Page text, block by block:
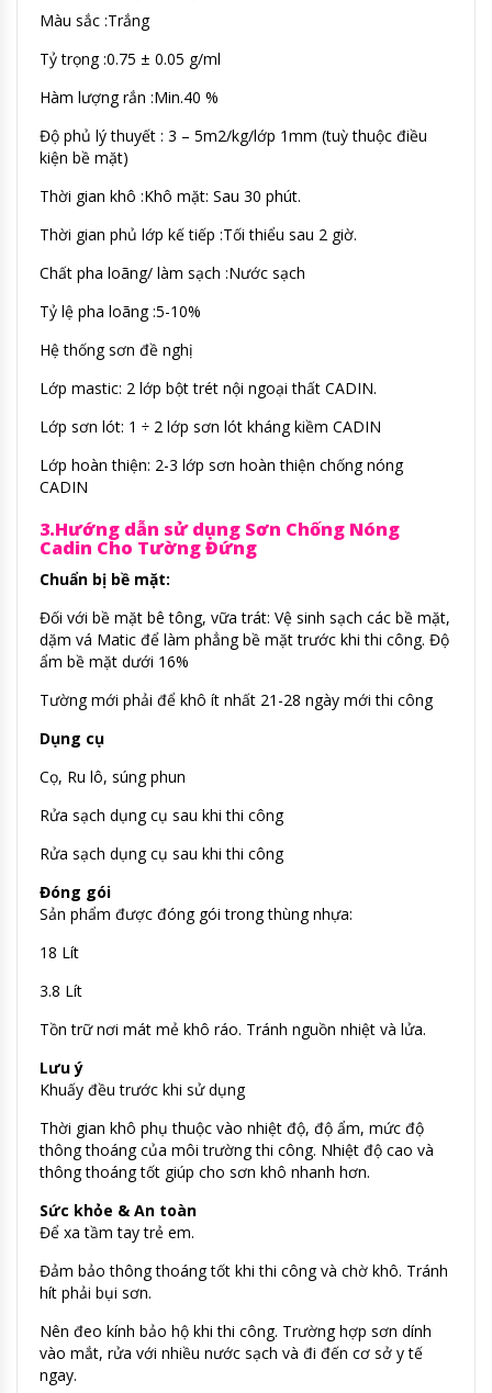
Màu sắc :Trắng
Tỷ trọng :0.75 ± 0.05 g/ml
Hàm lượng rắn :Min.40 %
Độ phủ lý thuyết : 3 – 5m2/kg/lớp 1mm (tuỳ thuộc điều
kiện bề mặt)
Thời gian khô :Khô mặt: Sau 30 phút.
Thời gian phủ lớp kế tiếp :Tối thiểu sau 2 giờ.
Chất pha loãng/ làm sạch :Nước sạch
Tỷ lệ pha loãng :5-10%
Hệ thống sơn đề nghị
Lớp mastic: 2 lớp bột trét nội ngoại thất CADIN.
Lớp sơn lót: 1 ÷ 2 lớp sơn lót kháng kiềm CADIN
Lớp hoàn thiện: 2-3 lớp sơn hoàn thiện chống nóng
CADIN
3.Hướng dẫn sử dụng Sơn Chống Nóng
Cadin Cho Tường Đứng
Chuẩn bị bề mặt:
Đối với bề mặt bê tông, vữa trát: Vệ sinh sạch các bề mặt,
dặm vá Matic để làm phẳng bề mặt trước khi thi công. Độ
ẩm bề mặt dưới 16%
Tường mới phải để khô ít nhất 21-28 ngày mới thi công
Dụng cụ
Cọ, Ru lô, súng phun
Rửa sạch dụng cụ sau khi thi công
Rửa sạch dụng cụ sau khi thi công
Đóng gói
Sản phẩm được đóng gói trong thùng nhựa:
18 Lít
3.8 Lít
Tồn trữ nơi mát mẻ khô ráo. Tránh nguồn nhiệt và lửa.
Lưu ý
Khuấy đều trước khi sử dụng
Thời gian khô phụ thuộc vào nhiệt độ, độ ẩm, mức độ
thông thoáng của môi trường thi công. Nhiệt độ cao và
thông thoáng tốt giúp cho sơn khô nhanh hơn.
Sức khỏe & An toàn
Để xa tầm tay trẻ em.
Đảm bảo thông thoáng tốt khi thi công và chờ khô. Tránh
hít phải bụi sơn.
Nên đeo kính bảo hộ khi thi công. Trường hợp sơn dính
vào mắt, rửa với nhiều nước sạch và đi đến cơ sở y tế
ngay.